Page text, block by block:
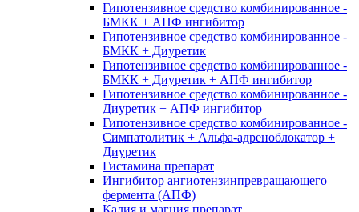
Гипотензивное средство комбинированное -
БМКК + АПФ ингибитор
Гипотензивное средство комбинированное -
БМКК + Диуретик
Гипотензивное средство комбинированное -
БМКК + Диуретик + АПФ ингибитор
Гипотензивное средство комбинированное -
Диуретик + АПФ ингибитор
Гипотензивное средство комбинированное -
Симпатолитик + Альфа-адреноблокатор +
Диуретик
Гистамина препарат
Ингибитор ангиотензинпревращающего
фермента (АПФ)
Калия и магния препарат